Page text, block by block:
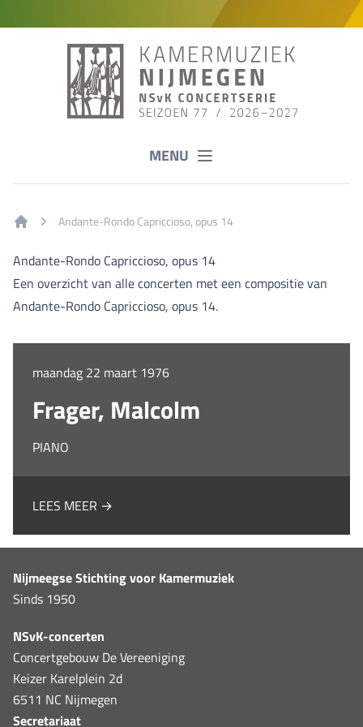
MENU
Andante-Rondo Capriccioso, opus 14
Andante-Rondo Capriccioso, opus 14
Een overzicht van alle concerten met een compositie van
Andante-Rondo Capriccioso, opus 14.
maandag 22 maart 1976
Frager, Malcolm
PIANO
LEES MEER →
Nijmeegse Stichting voor Kamermuziek
Sinds 1950
NSvK-concerten
Concertgebouw De Vereeniging
Keizer Karelplein 2d
6511 NC Nijmegen
Secretariaat